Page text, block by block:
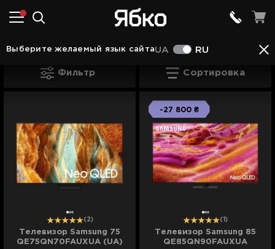
Выберите желаемый язык сайтаUA RU
Телевізори в Камянце - Подольском Neo
Neo QLED в Камянце - Подольском
Фильтр Сортировка
(2)
Телевизор Samsung 75
QE75QN70FAUXUA (UA)
-27 800 ₴
(1)
Телевизор Samsung 85
QE85QN90FAUXUA